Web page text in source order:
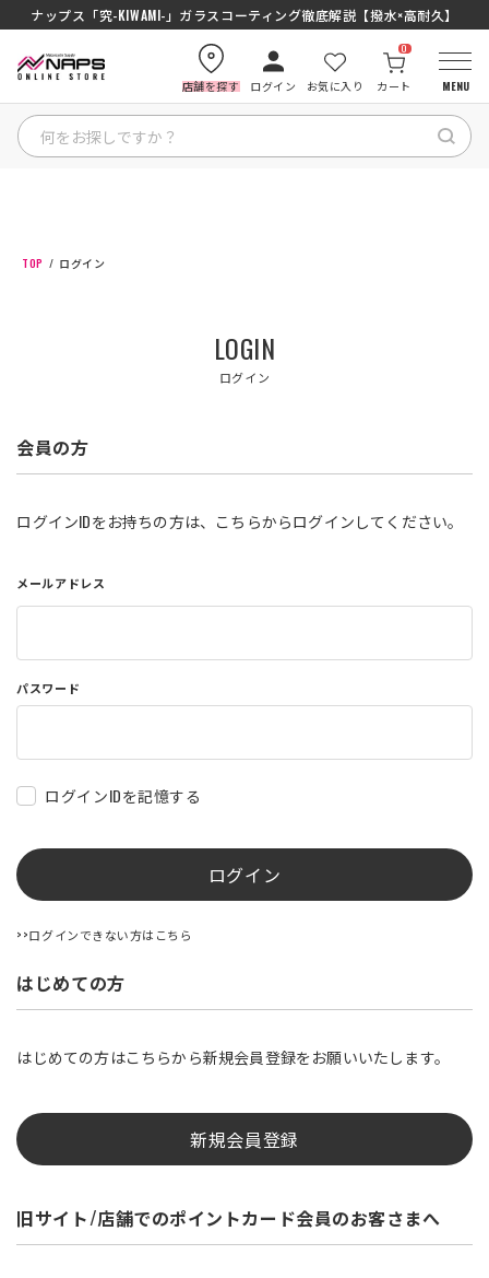
ナップス「究-KIWAMI-」ガラスコーティング徹底解説【撥水×高耐久】
店舗を探す ログイン お気に入り カート
0
MENU
カテゴリから探す
ナップスメンバーズ
店舗を探す
コーポレートサイト
利用規約
商品レビュー利用規約
プライバシーポリシー
TOP ログイン
LOGIN
ログイン
会員の方
ログインIDをお持ちの方は、こちらからログインしてください。
メールアドレス
パスワード
ログインIDを記憶する
ログイン
>>ログインできない方はこちら
はじめての方
はじめての方はこちらから新規会員登録をお願いいたします。
新規会員登録
旧サイト/店舗でのポイントカード会員のお客さまへ